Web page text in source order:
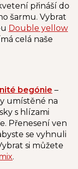
přináší do
šarmu. Vybrat
Double yellow
celá naše
begónie –
umístěné na
s hlízami
Přenesení ven
se vyhnuli
si můžete
.